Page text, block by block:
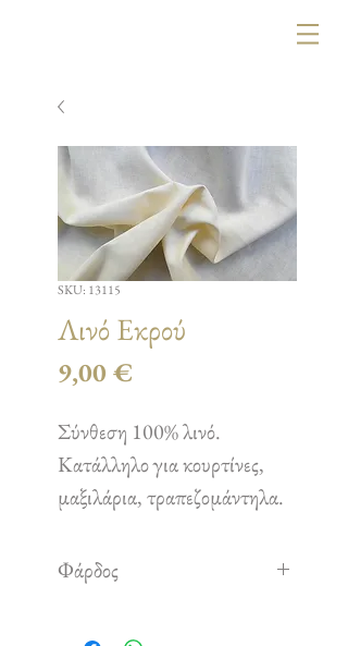
SKU: 13115
Λινό Εκρού
9,00 €
Σύνθεση 100% λινό.
Κατάλληλο για κουρτίνες,
μαξιλάρια, τραπεζομάντηλα.
Φάρδος